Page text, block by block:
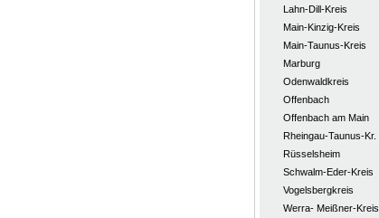
Lahn-Dill-Kreis
Main-Kinzig-Kreis
Main-Taunus-Kreis
Marburg
Odenwaldkreis
Offenbach
Offenbach am Main
Rheingau-Taunus-Kr.
Rüsselsheim
Schwalm-Eder-Kreis
Vogelsbergkreis
Werra- Meißner-Kreis